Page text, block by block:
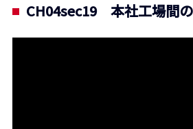
CH04sec19 本社工場間